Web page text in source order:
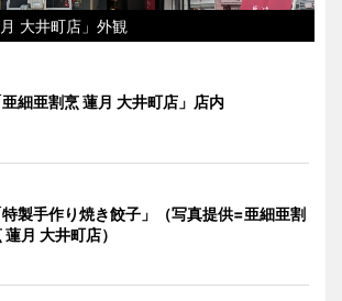
大井町店」外観
亜細亜割烹 蓮月 大井町店」店内
特製手作り焼き餃子」（写真提供=亜細亜割
蓮月 大井町店）